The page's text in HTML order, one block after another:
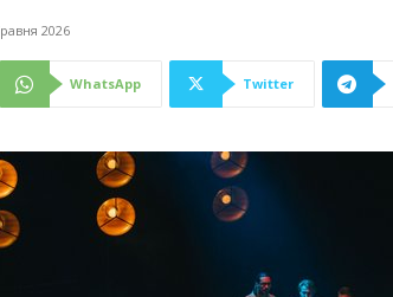
2026
WhatsApp Twitter